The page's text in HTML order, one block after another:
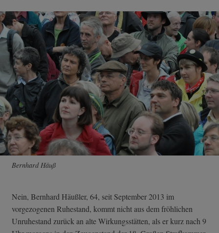
Bernhard Häuß
Nein, Bernhard Häußler, 64, seit September 2013 im
vorgezogenen Ruhestand, kommt nicht aus dem fröhlichen
Unruhestand zurück an alte Wirkungsstätten, als er kurz nach 9